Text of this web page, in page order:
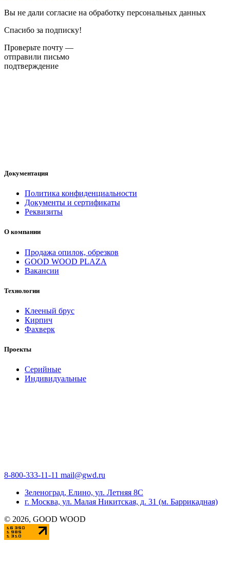
Вы не дали согласие на обработку персональных данных
Спасибо за подписку!
Проверьте почту —
отправили письмо
подтверждение
Документация
Политика конфиденциальности
Документы и сертификаты
Реквизиты
О компании
Продажа опилок, обрезков
GOOD WOOD PLAZA
Вакансии
Технологии
Клееный брус
Кирпич
Фахверк
Проекты
Серийные
Индивидуальные
8-800-333-11-11 mail@gwd.ru
Зеленоград, Елино, ул. Летняя 8С
г. Москва, ул. Малая Никитская, д. 31 (м. Баррикадная)
© 2026, GOOD WOOD